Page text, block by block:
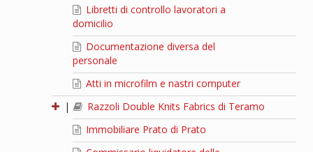
Libretti di controllo lavoratori a
domicilio
Documentazione diversa del
personale
Atti in microfilm e nastri computer
|
Razzoli Double Knits Fabrics di Teramo
Immobiliare Prato di Prato